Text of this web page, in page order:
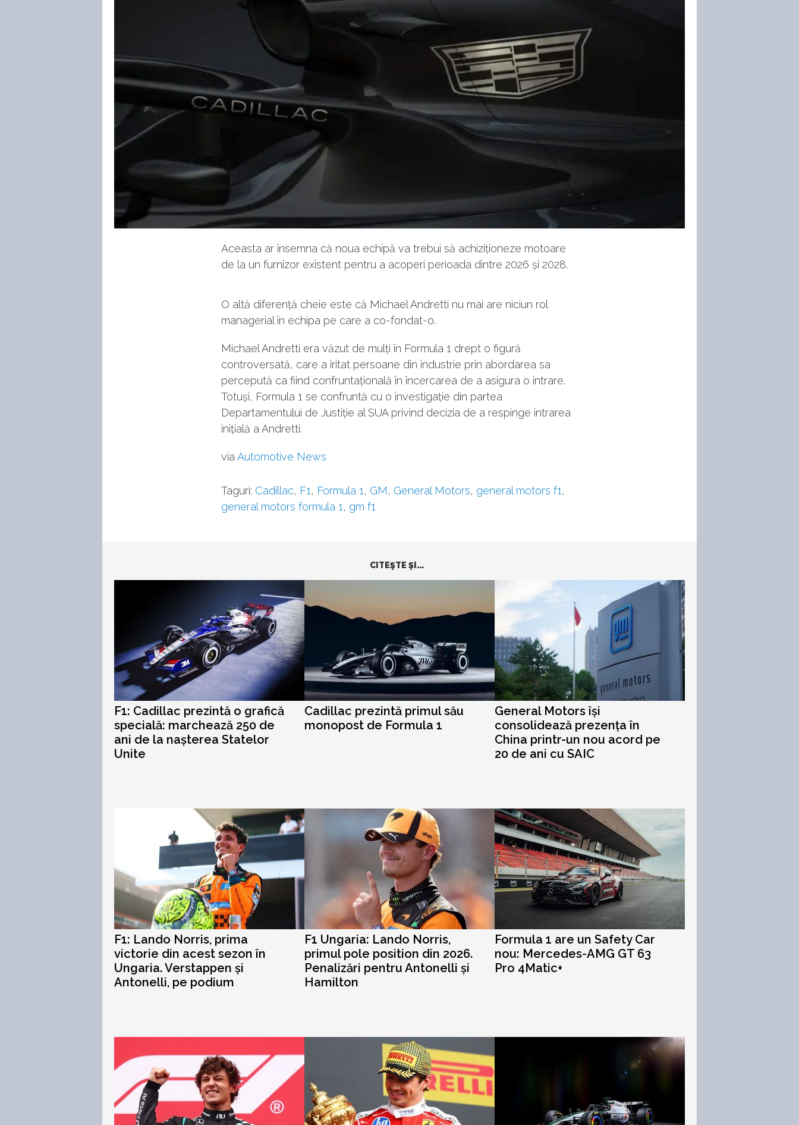
Aceasta ar însemna că noua echipă va trebui să achiziționeze motoare
de la un furnizor existent pentru a acoperi perioada dintre 2026 și 2028.
O altă diferență cheie este că Michael Andretti nu mai are niciun rol
managerial în echipa pe care a co-fondat-o.
Michael Andretti era văzut de mulți în Formula 1 drept o figură
controversată, care a iritat persoane din industrie prin abordarea sa
percepută ca fiind confruntațională în încercarea de a asigura o intrare.
Totuși, Formula 1 se confruntă cu o investigație din partea
Departamentului de Justiție al SUA privind decizia de a respinge intrarea
inițială a Andretti.
viaAutomotive News
Taguri: Cadillac, F1, Formula 1, GM, General Motors, general motors f1,
general motors formula 1, gm f1
CITEŞTE ŞI...
F1: Cadillac prezintă o grafică
specială: marchează 250 de
ani de la nașterea Statelor
Unite
Cadillac prezintă primul său
monopost de Formula 1
General Motors își
consolidează prezența în
China printr-un nou acord pe
20 de ani cu SAIC
F1: Lando Norris, prima
victorie din acest sezon în
Ungaria. Verstappen și
Antonelli, pe podium
F1 Ungaria: Lando Norris,
primul pole position din 2026.
Penalizări pentru Antonelli și
Hamilton
Formula 1 are un Safety Car
nou: Mercedes-AMG GT 63
Pro 4Matic+